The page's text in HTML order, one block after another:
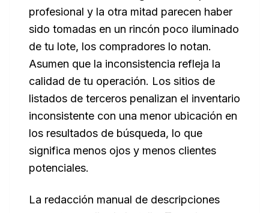
profesional y la otra mitad parecen haber
sido tomadas en un rincón poco iluminado
de tu lote, los compradores lo notan.
Asumen que la inconsistencia refleja la
calidad de tu operación. Los sitios de
listados de terceros penalizan el inventario
inconsistente con una menor ubicación en
los resultados de búsqueda, lo que
significa menos ojos y menos clientes
potenciales.
La redacción manual de descripciones